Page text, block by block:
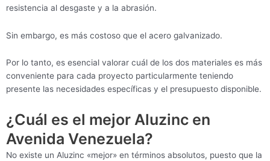
resistencia al desgaste y a la abrasión.
Sin embargo, es más costoso que el acero galvanizado.
Por lo tanto, es esencial valorar cuál de los dos materiales es más
conveniente para cada proyecto particularmente teniendo
presente las necesidades específicas y el presupuesto disponible.
¿Cuál es el mejor Aluzinc en
Avenida Venezuela?
No existe un Aluzinc «mejor» en términos absolutos, puesto que la